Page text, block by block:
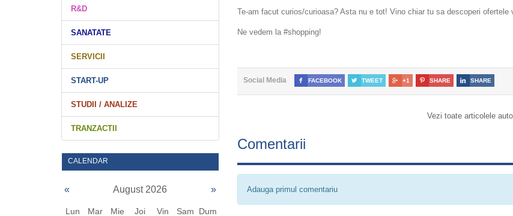
R&D
SANATATE
SERVICII
START-UP
STUDII / ANALIZE
TRANZACTII
CALENDAR
« August 2026 »
Lun Mar Mie Joi Vin Sam Dum
Te-am facut curios/curioasa? Asta nu e tot! Vino chiar tu sa descoperi ofertele
Ne vedem la #shopping!
Social Media  FACEBOOK  TWEET  +1  SHARE  SHARE
Vezi toate articolele
Comentarii
Adauga primul comentariu